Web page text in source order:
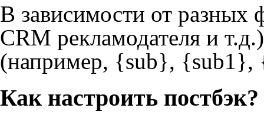
В зависимости от разных
CRM рекламодателя и
(например, {sub},
Как настроить постбэк?